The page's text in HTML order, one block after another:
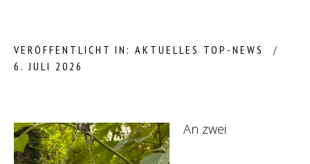
VERÖFFENTLICHT IN: AKTUELLES TOP-NEWS
6. JULI 2026
An zwei